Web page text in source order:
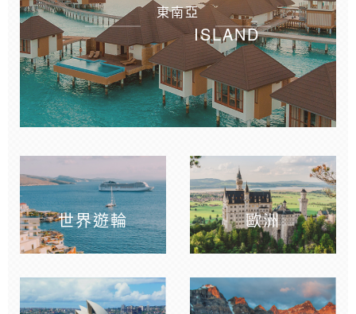
ISLAND
東南亞
世界遊輪 歐洲